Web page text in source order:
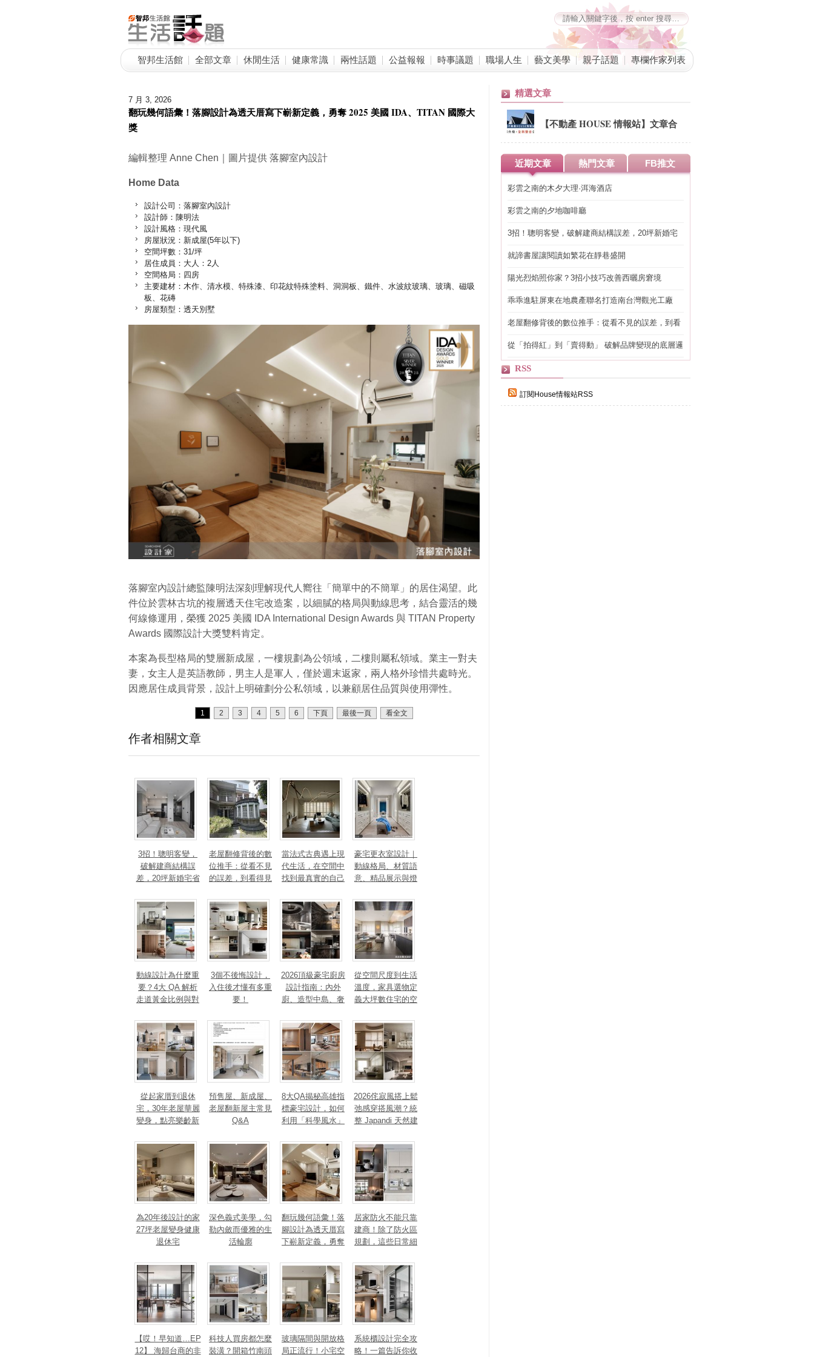
智邦生活館 全部文章 休閒生活 健康常識 兩性話題 公益報報 時事議題 職場人生 藝文美學 親子話題 專欄作家列表
7 月 3, 2026
翻玩幾何語彙！落腳設計為透天厝寫下嶄新定義，勇奪 2025 美國 IDA、TITAN 國際大
獎
編輯整理 Anne Chen｜圖片提供 落腳室內設計
Home Data
設計公司：落腳室內設計
設計師：陳明法
設計風格：現代風
房屋狀況：新成屋(5年以下)
空間坪數：31/坪
居住成員：大人：2人
空間格局：四房
主要建材：木作、清水模、特殊漆、印花紋特殊塗料、洞洞板、鐵件、水波紋玻璃、玻璃、磁吸
板、花磚
房屋類型：透天別墅
落腳室內設計總監陳明法深刻理解現代人嚮往「簡單中的不簡單」的居住渴望。此
件位於雲林古坑的複層透天住宅改造案，以細膩的格局與動線思考，結合靈活的幾
何線條運用，榮獲 2025 美國 IDA International Design Awards 與 TITAN Property
Awards 國際設計大獎雙料肯定。
本案為長型格局的雙層新成屋，一樓規劃為公領域，二樓則屬私領域。業主一對夫
妻，女主人是英語教師，男主人是軍人，僅於週末返家，兩人格外珍惜共處時光。
因應居住成員背景，設計上明確劃分公私領域，以兼顧居住品質與使用彈性。
1 2 3 4 5 6 下頁 最後一頁 看全文
作者相關文章
3招！聰明客變，
破解建商結構誤
差，20坪新婚宅省
錢
老屋翻修背後的數
位推手：從看不見
的誤差，到看得見
當法式古典遇上現
代生活，在空間中
找到最真實的自己
豪宅更衣室設計｜
動線格局、材質語
意、精品展示與燈
打造高訂生活儀式
動線設計為什麼重
要？4大 QA 解析
走道黃金比例與對
3個不後悔設計，
入住後才懂有多重
要！
2026頂級豪宅廚房
設計指南：內外
廚、造型中島、奢
讓廚房從空間配角
變主角！
從空間尺度到生活
溫度，家具選物定
義大坪數住宅的空
從起家厝到退休
宅，30年老屋華麗
變身，點亮樂齡新
法、英指標設計大
獎！
預售屋、新成屋、
老屋翻新屋主常見
Q&A
8大QA揭秘高雄指
標豪宅設計，如何
利用「科學風水」
量磁場？
2026侘寂風搭上鬆
弛感穿搭風潮？統
整 Japandi 天然建
有風靡全球的軟裝
家具推薦
為20年後設計的家
27坪老屋變身健康
退休宅
深色義式美學，勾
勒內斂而優雅的生
活輪廓
翻玩幾何語彙！落
腳設計為透天厝寫
下嶄新定義，勇奪
TAN 國際大獎
居家防火不能只靠
建商！除了防火區
規劃，這些日常細
【哎！早知道…EP
12】 海歸台商的非
科技人買房都怎麼
裝潢？開箱竹南頭
玻璃隔間與開放格
局正流行！小宅空
系統櫃設計完全攻
略！一篇告訴你收
精選文章
【不動產 HOUSE 情報站】文章合
併公告
近期文章 熱門文章 FB推文
彩雲之南的木夕大理·洱海酒店
彩雲之南的夕地咖啡廳
3招！聰明客變，破解建商結構誤差，20坪新婚宅
就諦書屋讓閱讀如繁花在靜巷盛開
陽光烈焰照你家？3招小技巧改善西曬房窘境
乖乖進駐屏東在地農產聯名打造南台灣觀光工廠
老屋翻修背後的數位推手：從看不見的誤差，到看
從「拍得紅」到「賣得動」 破解品牌變現的底層邏
RSS
訂閱House情報站RSS